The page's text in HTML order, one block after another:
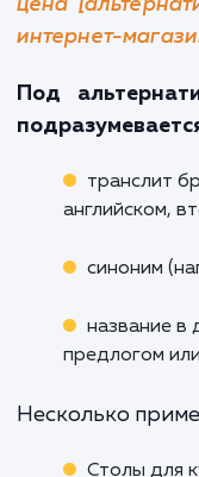
В общем
Главный
топоним +
синоним,
слова | Бренд